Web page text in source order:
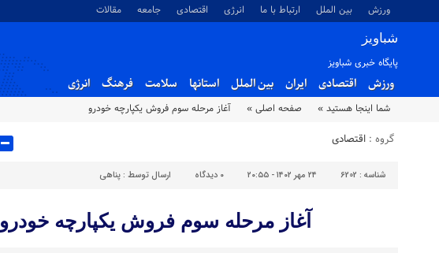
ورزش بین الملل ارتباط با ما انرژی اقتصادی جامعه مقالات
شباویز
پایگاه خبری شباویز
ورزش اقتصادی ایران بین الملل استانها سلامت فرهنگ انرژی
شما اینجا هستید » صفحه اصلی » آغاز مرحله سوم فروش یکپارچه خودرو
گروه : اقتصادی
شناسه : 6202 ۲۴ مهر ۱۴۰۲ - ۲۰:۵۵ ۰ دیدگاه ارسال توسط : پناهی
آغاز مرحله سوم فروش یکپارچه خودرو